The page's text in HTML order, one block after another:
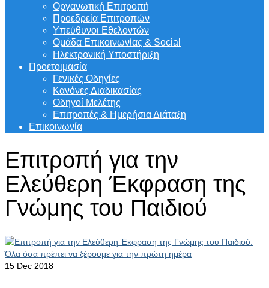
Οργανωτική Επιτροπή
Προεδρεία Επιτροπών
Υπεύθυνοι Εθελοντών
Ομάδα Επικοινωνίας & Social
Ηλεκτρονική Υποστήριξη
Προετοιμασία
Γενικές Οδηγίες
Κανόνες Διαδικασίας
Οδηγοί Μελέτης
Επιτροπές & Ημερήσια Διάταξη
Επικοινωνία
Επιτροπή για την
Ελεύθερη Έκφραση της
Γνώμης του Παιδιού
15 Dec 2018